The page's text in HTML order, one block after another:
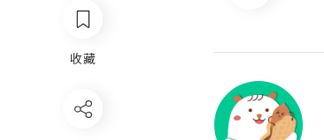
收藏